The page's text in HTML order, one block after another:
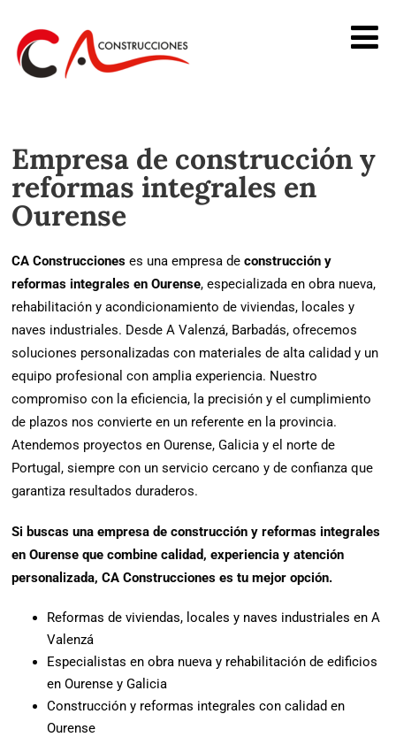
Empresa de construcción y
reformas integrales en
Ourense
CA Construcciones es una empresa deconstrucción y
reformas integrales en Ourense, especializada en obra nueva,
rehabilitación y acondicionamiento de viviendas, locales y
naves industriales. Desde A Valenzá, Barbadás, ofrecemos
soluciones personalizadas con materiales de alta calidad y un
equipo profesional con amplia experiencia. Nuestro
compromiso con la eficiencia, la precisión y el cumplimiento
de plazos nos convierte en un referente en la provincia.
Atendemos proyectos en Ourense, Galicia y el norte de
Portugal, siempre con un servicio cercano y de confianza que
garantiza resultados duraderos.
Si buscas una empresa de construcción y reformas integrales
en Ourense que combine calidad, experiencia y atención
personalizada, CA Construcciones es tu mejor opción.
Reformas de viviendas, locales y naves industriales en A
Valenzá
Especialistas en obra nueva y rehabilitación de edificios
en Ourense y Galicia
Construcción y reformas integrales con calidad en
Ourense